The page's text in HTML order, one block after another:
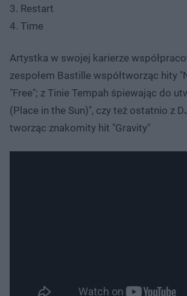
3. Restart
4. Time
Artystka w swojej karierze
zespołem Bastille współtworząc hity
"Free"; z Tinie Tempah śpiewając do
(Place in the Sun)", czy też ostatnio z
tworząc znakomity hit "Gravity"